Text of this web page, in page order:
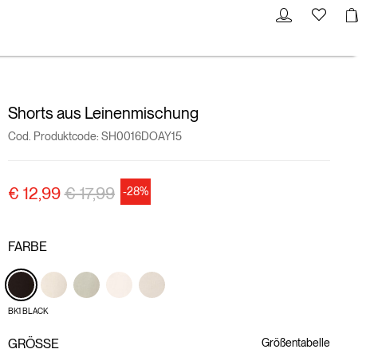
Shorts aus Leinenmischung
Cod. Produktcode: SH0016DOAY15
€ 12,99Preisreduzierung von
€ 17,99auf
-28%
FARBE
BK1 BLACK
GRÖSSE Größentabelle